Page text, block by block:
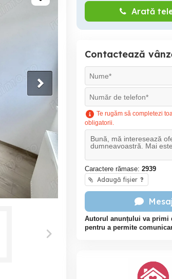
Arată
Contactează
Te rugăm să completezi
obligatorii.
Caractere rămase: 2939
Adaugă fișier ?
Mesaj
Autorul anunțului va primi
pentru a permite